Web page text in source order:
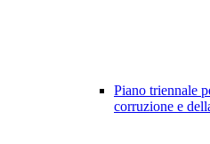
Piano triennale
corruzione e